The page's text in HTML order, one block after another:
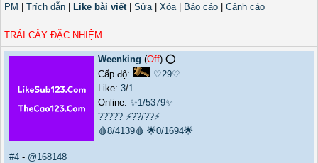
PM
Trích dẫn Like bài viết Sửa Xóa Báo cáo
Cảnh cáo
TRÁI CÂY ĐẶC NHIỆM
Weenking (Off) ⭕️
Cấp độ:
♡29♡
Like: 3/1
Online: ✨1/5379✨
????? ⚡??/??⚡
🩸8/4139🩸 🌟0/1694🌟
#4 - @168148